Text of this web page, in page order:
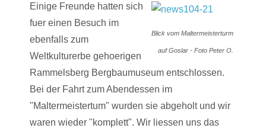
Blick vom Maltermeisterturm
auf Goslar - Foto Peter O.
Einige Freunde hatten sich
fuer einen Besuch im
ebenfalls zum
Weltkulturerbe gehoerigen
Rammelsberg Bergbaumuseum entschlossen.
Bei der Fahrt zum Abendessen im
"Maltermeistertum" wurden sie abgeholt und wir
waren wieder "komplett". Wir liessen uns das